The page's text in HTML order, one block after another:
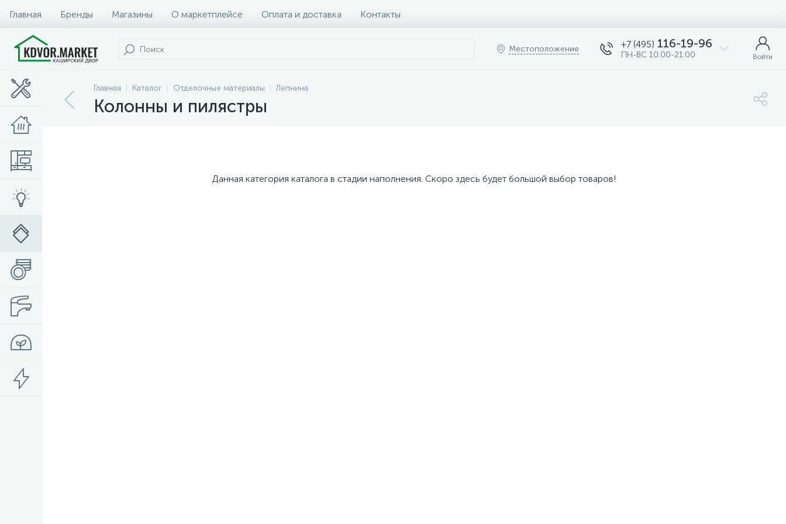
Главная Бренды Магазины О маркетплейсе Оплата и доставка Контакты
Местоположение +7 (495) 116-19-96
ПН-ВС 10:00-21:00 Войти
Главная Каталог Отделочные материалы Лепнина
Колонны и пилястры
Данная категория каталога в стадии наполнения. Скоро здесь будет большой выбор товаров!